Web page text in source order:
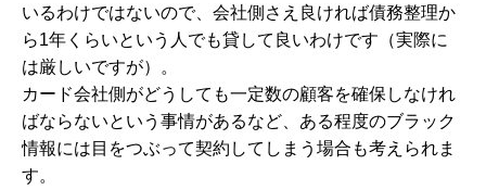
いるわけではないので、会社側さえ良ければ債務整理か
ら1年くらいという人でも貸して良いわけです（実際に
は厳しいですが）。
カード会社側がどうしても一定数の顧客を確保しなけれ
ばならないという事情があるなど、ある程度のブラック
情報には目をつぶって契約してしまう場合も考えられま
す。